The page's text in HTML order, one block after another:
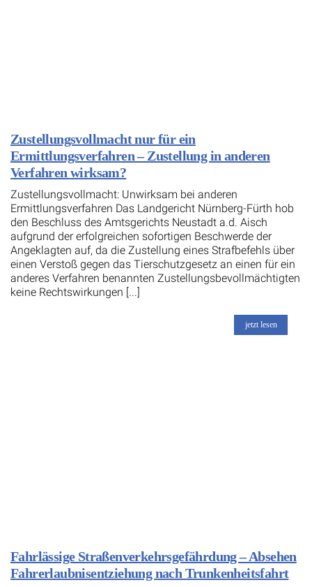
Zustellungsvollmacht nur für ein
Ermittlungsverfahren – Zustellung in anderen
Verfahren wirksam?
Zustellungsvollmacht: Unwirksam bei anderen
Ermittlungsverfahren Das Landgericht Nürnberg-Fürth hob
den Beschluss des Amtsgerichts Neustadt a.d. Aisch
aufgrund der erfolgreichen sofortigen Beschwerde der
Angeklagten auf, da die Zustellung eines Strafbefehls über
einen Verstoß gegen das Tierschutzgesetz an einen für ein
anderes Verfahren benannten Zustellungsbevollmächtigten
keine Rechtswirkungen [...]
jetzt lesen
Fahrlässige Straßenverkehrsgefährdung – Absehen
Fahrerlaubnisentziehung nach Trunkenheitsfahrt